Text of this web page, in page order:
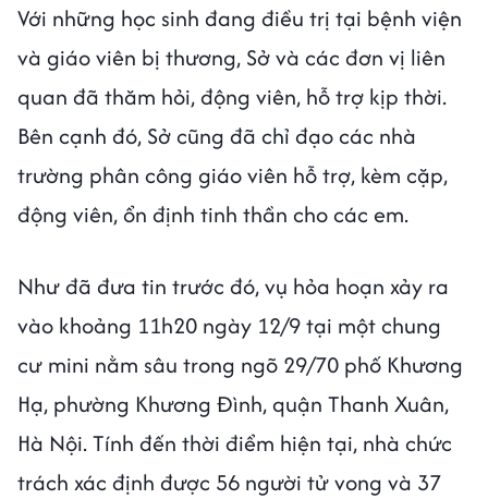
Với những học sinh đang điều trị tại bệnh viện
và giáo viên bị thương, Sở và các đơn vị liên
quan đã thăm hỏi, động viên, hỗ trợ kịp thời.
Bên cạnh đó, Sở cũng đã chỉ đạo các nhà
trường phân công giáo viên hỗ trợ, kèm cặp,
động viên, ổn định tinh thần cho các em.
Như đã đưa tin trước đó, vụ hỏa hoạn xảy ra
vào khoảng 11h20 ngày 12/9 tại một chung
cư mini nằm sâu trong ngõ 29/70 phố Khương
Hạ, phường Khương Đình, quận Thanh Xuân,
Hà Nội. Tính đến thời điểm hiện tại, nhà chức
trách xác định được 56 người tử vong và 37